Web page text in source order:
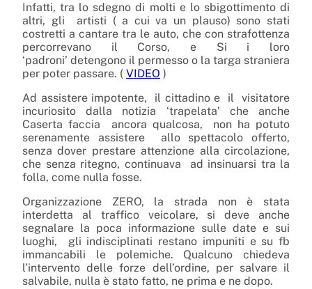
Infatti, tra lo sdegno di molti e lo sbigottimento di
altri, gli artisti ( a cui va un plauso) sono stati
costretti a cantare tra le auto, che con strafottenza
percorrevano il Corso, e Si i loro
‘padroni’ detengono il permesso o la targa straniera
per poter passare. ( VIDEO )
Ad assistere impotente, il cittadino e il visitatore
incuriosito dalla notizia ‘trapelata’ che anche
Caserta faccia ancora qualcosa, non ha potuto
serenamente assistere allo spettacolo offerto,
senza dover prestare attenzione alla circolazione,
che senza ritegno, continuava ad insinuarsi tra la
folla, come nulla fosse.
Organizzazione ZERO, la strada non è stata
interdetta al traffico veicolare, si deve anche
segnalare la poca informazione sulle date e sui
luoghi, gli indisciplinati restano impuniti e su fb
immancabili le polemiche. Qualcuno chiedeva
l’intervento delle forze dell’ordine, per salvare il
salvabile, nulla è stato fatto, ne prima e ne dopo.